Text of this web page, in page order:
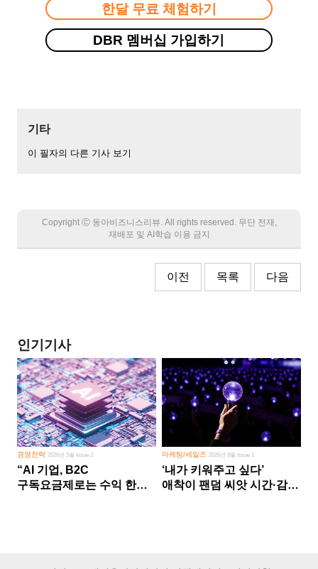
한달 무료 체험하기
DBR 멤버십 가입하기
기타
이 필자의 다른 기사 보기
Copyright Ⓒ 동아비즈니스리뷰. All rights reserved. 무단 전재,
재배포 및 AI학습 이용 금지
이전 목록 다음
인기기사
경영전략 2026년 5월 Issue 2
“AI 기업, B2C
구독요금제로는 수익 한계
마케팅/세일즈 2026년 8월 Issue 1
‘내가 키워주고 싶다’
애착이 팬덤 씨앗 시간·감정